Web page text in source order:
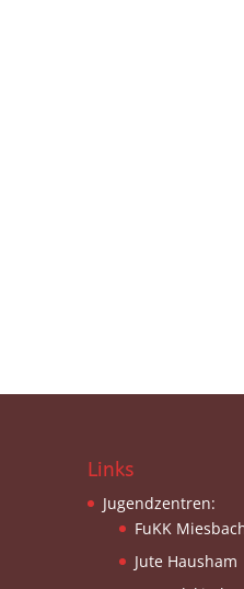
Links
Jugendzentren:
FuKK
Jute Hausham